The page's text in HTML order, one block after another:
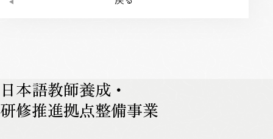
日本語教師養成・
研修推進拠点整備事業